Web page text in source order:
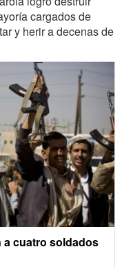
cargados de
y herir a decenas de
a cuatro soldados